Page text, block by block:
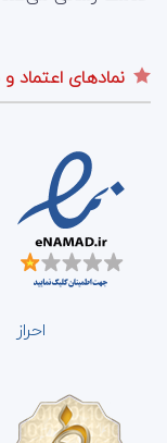
نمادهای اعتماد
احراز